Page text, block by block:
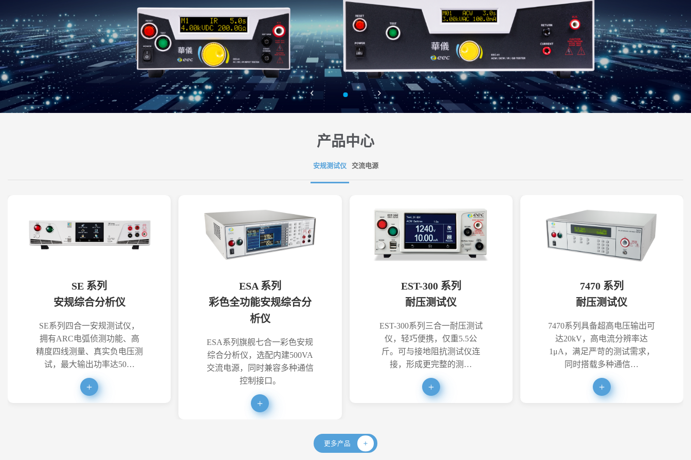
产品中心
安规测试仪 交流电源
SE 系列
安规综合分析仪
SE系列四合一安规测试仪，
拥有ARC电弧侦测功能、高
精度四线测量、真实负电压测
试，最大输出功率达50…
ESA 系列
彩色全功能安规综合分
析仪
ESA系列旗舰七合一彩色安规
综合分析仪，选配内建500VA
交流电源，同时兼容多种通信
控制接口。
EST-300 系列
耐压测试仪
EST-300系列三合一耐压测试
仪，轻巧便携，仅重5.5公
斤。可与接地阻抗测试仪连
接，形成更完整的测…
7470 系列
耐压测试仪
7470系列具备超高电压输出可
达20kV，高电流分辨率达
1μA，满足严苛的测试需求，
同时搭载多种通信…
更多产品